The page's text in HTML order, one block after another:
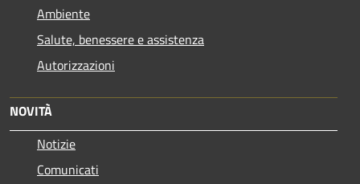
Ambiente
Salute, benessere e assistenza
Autorizzazioni
NOVITÀ
Notizie
Comunicati